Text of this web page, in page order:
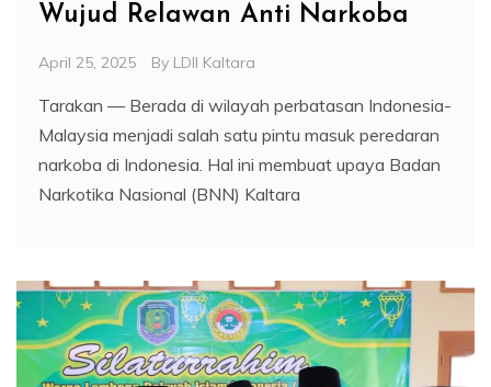
Wujud Relawan Anti Narkoba
April 25, 2025 By LDII Kaltara
Tarakan — Berada di wilayah perbatasan Indonesia-
Malaysia menjadi salah satu pintu masuk peredaran
narkoba di Indonesia. Hal ini membuat upaya Badan
Narkotika Nasional (BNN) Kaltara